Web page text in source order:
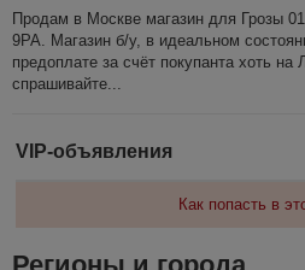
Продам в Москве магазин для Грозы
9РА. Магазин б/у, в идеальном
предоплате за счёт покупанта хоть
спрашивайте...
VIP-объявления
Как попасть в